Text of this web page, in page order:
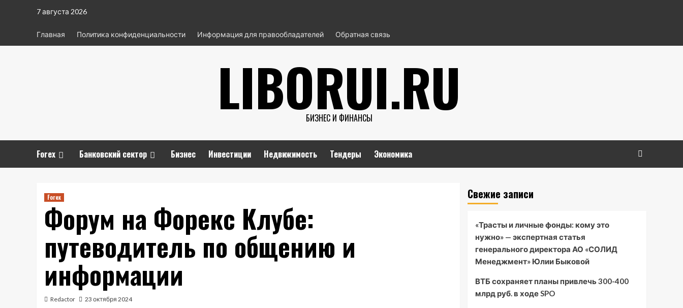
содержимому
7 августа 2026
Главная Политика конфиденциальности Информация для правообладателей Обратная связь
LIBORUI.RU
БИЗНЕС И ФИНАНСЫ
Forex Банковский сектор Бизнес Инвестиции Недвижимость Тендеры Экономика
Forex
Форум на Форекс Клубе:
путеводитель по общению и
информации
Redactor 23 октября 2024
Свежие записи
«Трасты и личные фонды: кому это
нужно» — экспертная статья
генерального директора АО «СОЛИД
Менеджмент» Юлии Быковой
ВТБ сохраняет планы привлечь 300-400
млрд руб. в ходе SPO